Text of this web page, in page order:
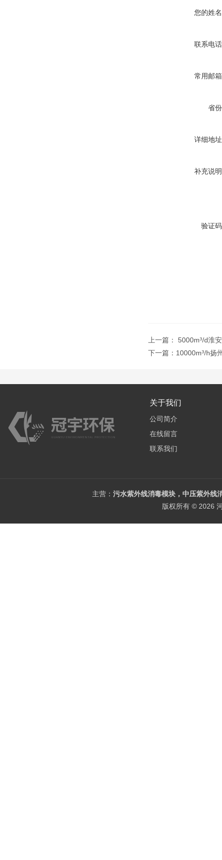
您的姓
联系电
常用邮
省
详细地
补充说
验证
上一篇： 5000m³/d淮
下一篇： 10000m³/h扬
关于我们
公司简介
在线留言
联系我们
主营： 污水紫外线消毒模块，中压紫外线
版权所有 © 2026